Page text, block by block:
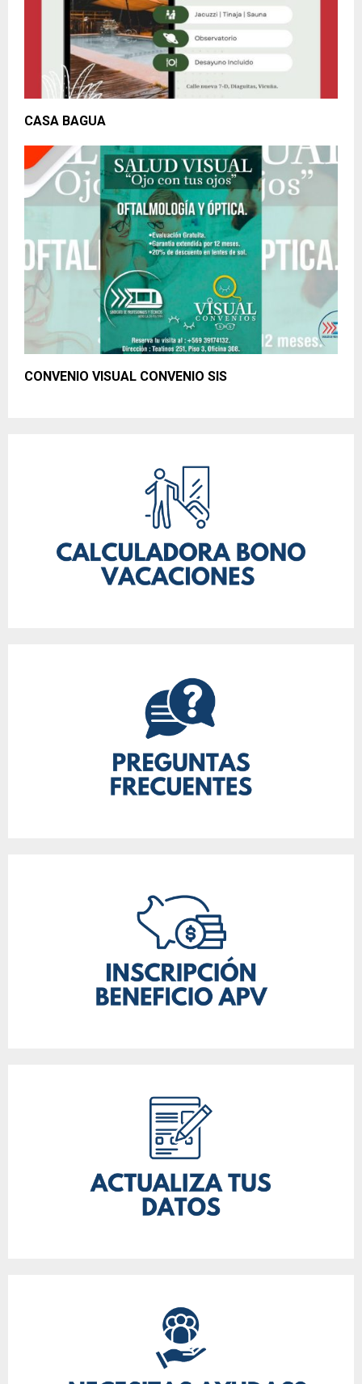
CASA BAGUA
CONVENIO VISUAL CONVENIO SIS